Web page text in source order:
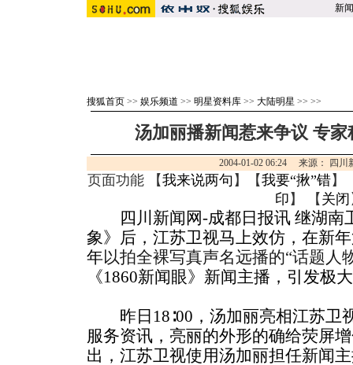
新闻
搜狐首页 >> 娱乐频道 >> 明星资料库 >> 大陆明星 >> >>
汤加丽播新闻惹来争议 专
2004-01-02 06:24 来源： 四川
页面功能 【我来说两句 】【我要“揪”错】
印 】 【 关闭
四川新闻网-成都日报讯 继湖南
象》后，江苏卫视马上效仿，在新
年以拍全裸写真声名远播的“话题人
《1860新闻眼》新闻主播，引发极
昨日18∶00，汤加丽亮相江苏卫
服务资讯，亮丽的外形的确给荧屏
出，江苏卫视使用汤加丽担任新闻